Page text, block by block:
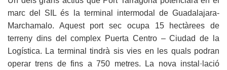
marc del SIL és la terminal intermodal de Guadalajara-
Marchamalo. Aquest port sec ocupa 15 hectàrees de
terreny dins del complex Puerta Centro – Ciudad de la
Logística. La terminal tindrà sis vies en les quals podran
operar trens de fins a 750 metres. La nova instal·lació